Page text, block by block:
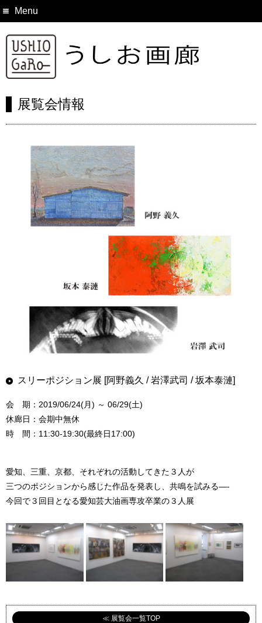
Menu
展覧会情報
スリーポジション展 [阿野義久 / 岩澤武司 / 坂本泰漣]
会 期：2019/06/24(月) ～ 06/29(土)
休廊日：会期中無休
時 間：11:30-19:30(最終日17:00)
愛知、三重、京都、それぞれの活動してきた３人が
三つのポジションから感じた作品を発表し、共鳴を試みる—-
今回で３回目となる愛知芸大油画専攻卒業の３人展
≪ 展覧会一覧TOP